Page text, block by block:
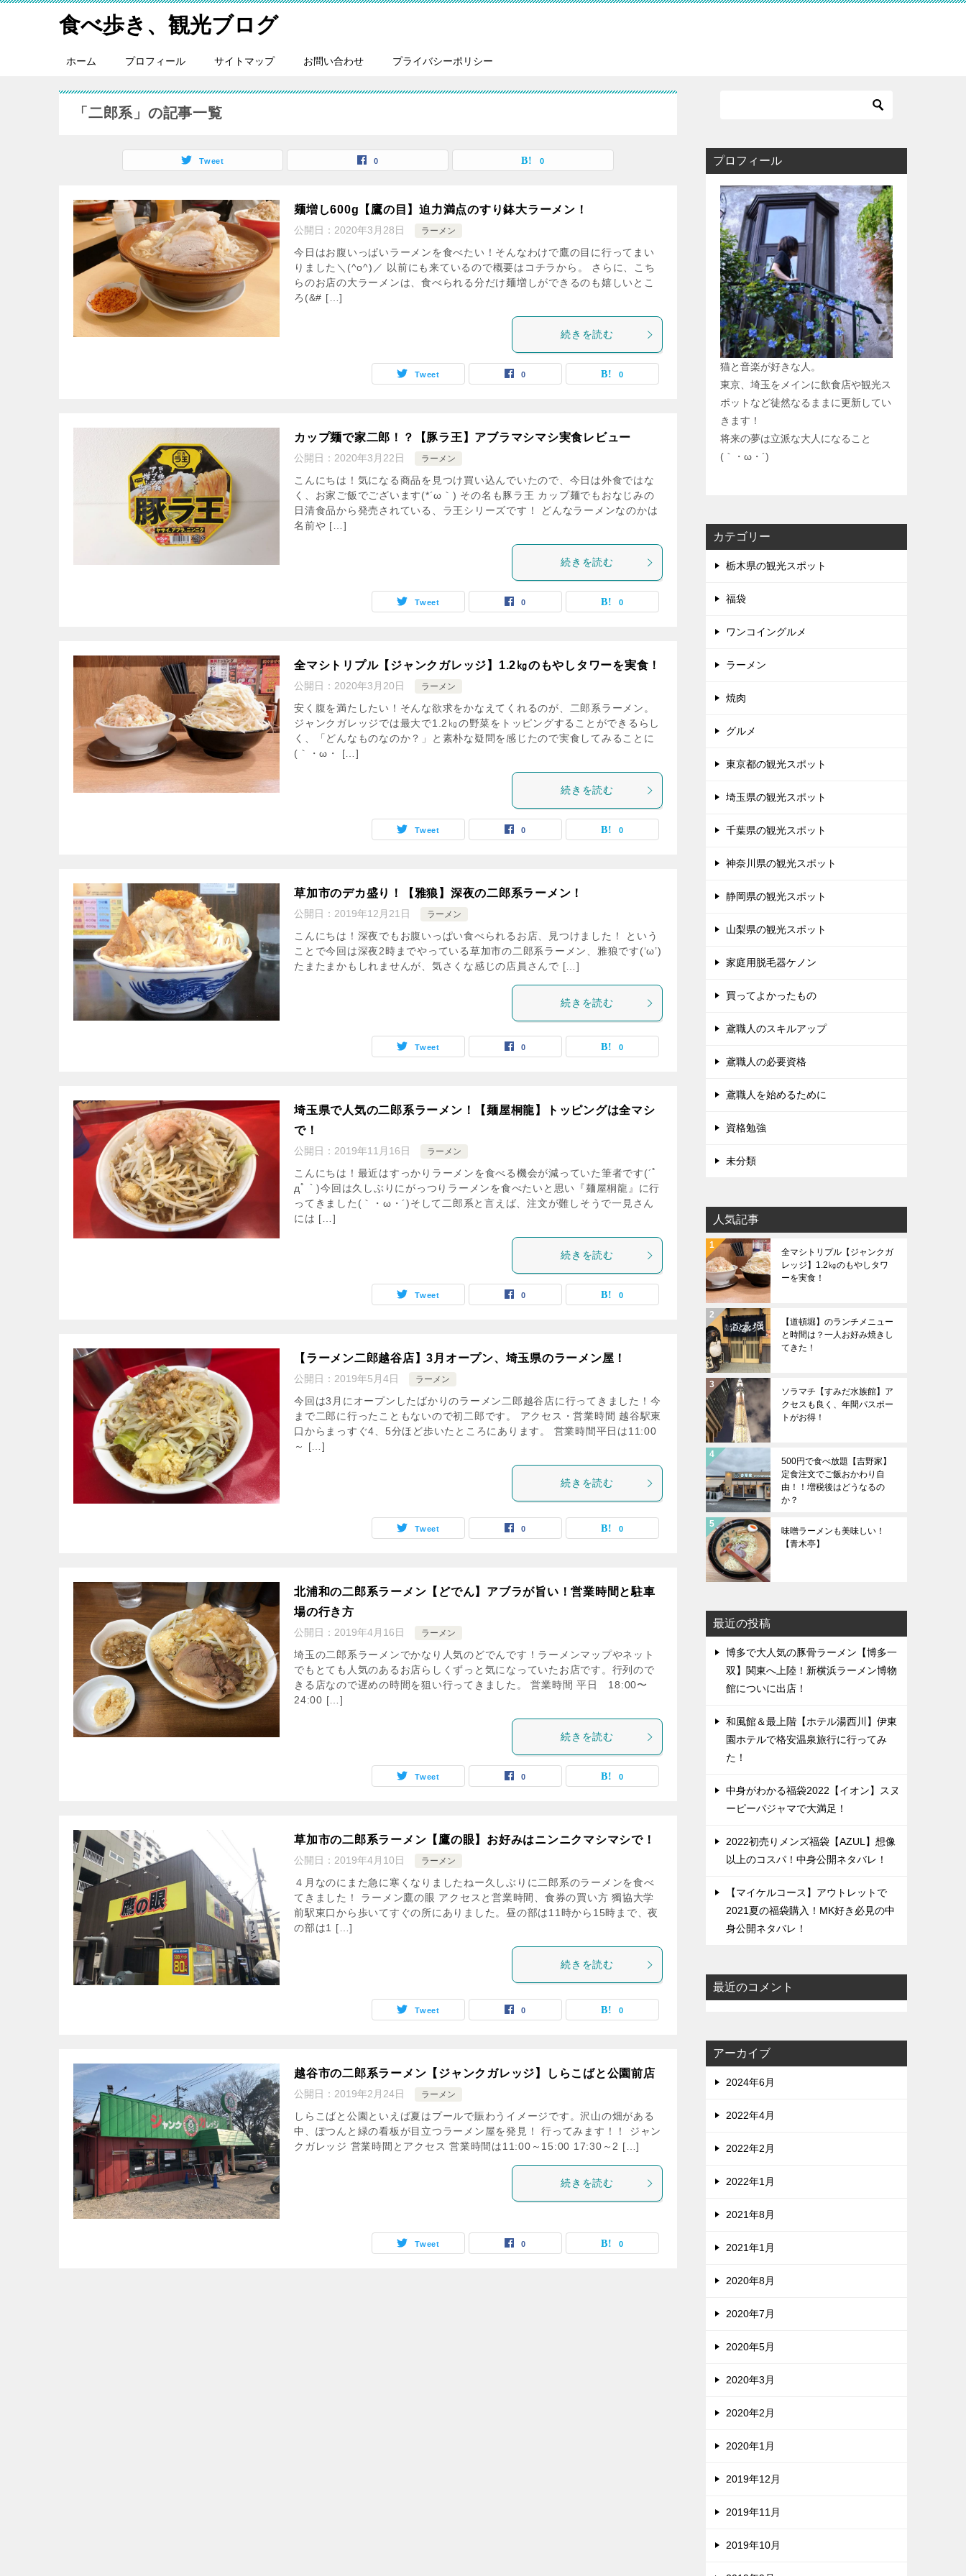
食べ歩き、観光ブログ
ホーム プロフィール サイトマップ お問い合わせ プライバシーポリシー
「二郎系」の記事一覧
Tweet 0 0
麺増し600g【鷹の目】迫力満点のすり鉢大ラーメン！
公開日： 2020年3月28日 ラーメン
今日はお腹いっぱいラーメンを食べたい！そんなわけで鷹の目に行ってまい
りました＼(^o^)／ 以前にも来ているので概要はコチラから。 さらに、こち
らのお店の大ラーメンは、食べられる分だけ麺増しができるのも嬉しいとこ
ろ(&# […]
続きを読む
Tweet 0 0
カップ麺で家二郎！？【豚ラ王】アブラマシマシ実食レビュー
公開日： 2020年3月22日 ラーメン
こんにちは！気になる商品を見つけ買い込んでいたので、今日は外食ではな
く、お家ご飯でございます(*´ω｀) その名も豚ラ王 カップ麺でもおなじみの
日清食品から発売されている、ラ王シリーズです！ どんなラーメンなのかは
名前や […]
続きを読む
Tweet 0 0
全マシトリプル【ジャンクガレッジ】1.2㎏のもやしタワーを実食！
公開日： 2020年3月20日 ラーメン
安く腹を満たしたい！そんな欲求をかなえてくれるのが、二郎系ラーメン。
ジャンクガレッジでは最大で1.2㎏の野菜をトッピングすることができるらし
く、「どんなものなのか？」と素朴な疑問を感じたので実食してみることに
(｀・ω・ […]
続きを読む
Tweet 0 0
草加市のデカ盛り！【雅狼】深夜の二郎系ラーメン！
公開日： 2019年12月21日 ラーメン
こんにちは！深夜でもお腹いっぱい食べられるお店、見つけました！ という
ことで今回は深夜2時までやっている草加市の二郎系ラーメン、雅狼です(‘ω’)
たまたまかもしれませんが、気さくな感じの店員さんで […]
続きを読む
Tweet 0 0
埼玉県で人気の二郎系ラーメン！【麺屋桐龍】トッピングは全マシ
で！
公開日： 2019年11月16日 ラーメン
こんにちは！最近はすっかりラーメンを食べる機会が減っていた筆者です(´ﾟ
дﾟ｀)今回は久しぶりにがっつりラーメンを食べたいと思い『麺屋桐龍』に行
ってきました(｀・ω・´)そして二郎系と言えば、注文が難しそうで一見さん
には […]
続きを読む
Tweet 0 0
【ラーメン二郎越谷店】3月オープン、埼玉県のラーメン屋！
公開日： 2019年5月4日 ラーメン
今回は3月にオープンしたばかりのラーメン二郎越谷店に行ってきました！今
まで二郎に行ったこともないので初二郎です。 アクセス・営業時間 越谷駅東
口からまっすぐ4、5分ほど歩いたところにあります。 営業時間平日は11:00
～ […]
続きを読む
Tweet 0 0
北浦和の二郎系ラーメン【どでん】アブラが旨い！営業時間と駐車
場の行き方
公開日： 2019年4月16日 ラーメン
埼玉の二郎系ラーメンでかなり人気のどでんです！ラーメンマップやネット
でもとても人気のあるお店らしくずっと気になっていたお店です。行列ので
きる店なので遅めの時間を狙い行ってきました。 営業時間 平日 18:00〜
24:00 […]
続きを読む
Tweet 0 0
草加市の二郎系ラーメン【鷹の眼】お好みはニンニクマシマシで！
公開日： 2019年4月10日 ラーメン
４月なのにまた急に寒くなりましたねー久しぶりに二郎系のラーメンを食べ
てきました！ ラーメン鷹の眼 アクセスと営業時間、食券の買い方 獨協大学
前駅東口から歩いてすぐの所にありました。昼の部は11時から15時まで、夜
の部は1 […]
続きを読む
Tweet 0 0
越谷市の二郎系ラーメン【ジャンクガレッジ】しらこばと公園前店
公開日： 2019年2月24日 ラーメン
しらこばと公園といえば夏はプールで賑わうイメージです。沢山の畑がある
中、ぽつんと緑の看板が目立つラーメン屋を発見！ 行ってみます！！ ジャン
クガレッジ 営業時間とアクセス 営業時間は11:00～15:00 17:30～2 […]
続きを読む
Tweet 0 0
プロフィール
猫と音楽が好きな人。
東京、埼玉をメインに飲食店や観光ス
ポットなど徒然なるままに更新してい
きます！
将来の夢は立派な大人になること
(｀・ω・´)
カテゴリー
栃木県の観光スポット
福袋
ワンコイングルメ
ラーメン
焼肉
グルメ
東京都の観光スポット
埼玉県の観光スポット
千葉県の観光スポット
神奈川県の観光スポット
静岡県の観光スポット
山梨県の観光スポット
家庭用脱毛器ケノン
買ってよかったもの
鳶職人のスキルアップ
鳶職人の必要資格
鳶職人を始めるために
資格勉強
未分類
人気記事
全マシトリプル【ジャンクガ
レッジ】1.2㎏のもやしタワ
ーを実食！
【道頓堀】のランチメニュー
と時間は？一人お好み焼きし
てきた！
ソラマチ【すみだ水族館】ア
クセスも良く、年間パスポー
トがお得！
500円で食べ放題【吉野家】
定食注文でご飯おかわり自
由！！増税後はどうなるの
か？
味噌ラーメンも美味しい！
【青木亭】
最近の投稿
博多で大人気の豚骨ラーメン【博多一
双】関東へ上陸！新横浜ラーメン博物
館についに出店！
和風館＆最上階【ホテル湯西川】伊東
園ホテルで格安温泉旅行に行ってみ
た！
中身がわかる福袋2022【イオン】スヌ
ーピーパジャマで大満足！
2022初売りメンズ福袋【AZUL】想像
以上のコスパ！中身公開ネタバレ！
【マイケルコース】アウトレットで
2021夏の福袋購入！MK好き必見の中
身公開ネタバレ！
最近のコメント
アーカイブ
2024年6月
2022年4月
2022年2月
2022年1月
2021年8月
2021年1月
2020年8月
2020年7月
2020年5月
2020年3月
2020年2月
2020年1月
2019年12月
2019年11月
2019年10月